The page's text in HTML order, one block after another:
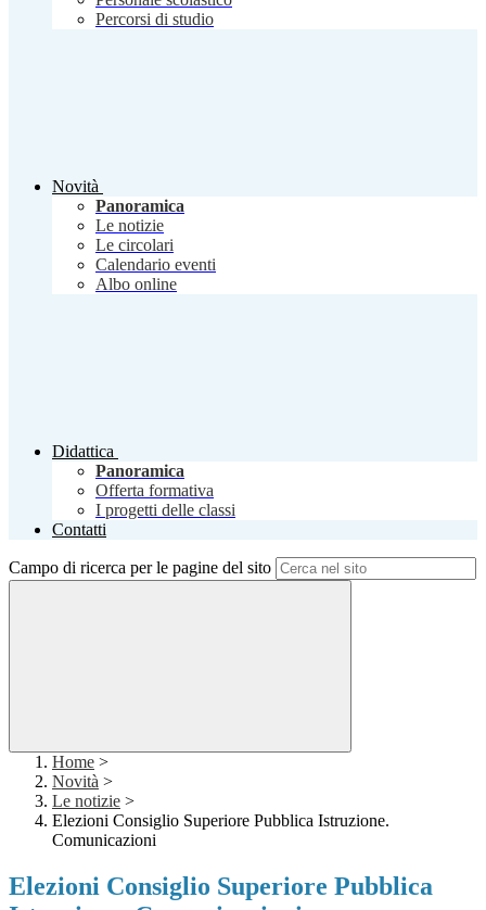
Percorsi di studio
Novità
Panoramica
Le notizie
Le circolari
Calendario eventi
Albo online
Didattica
Panoramica
Offerta formativa
I progetti delle classi
Contatti
Campo di ricerca per le pagine del sito
Home >
Novità >
Le notizie >
Elezioni Consiglio Superiore Pubblica Istruzione.
Comunicazioni
Elezioni Consiglio Superiore Pubblica